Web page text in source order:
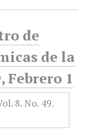
de
de la
Febrero 1